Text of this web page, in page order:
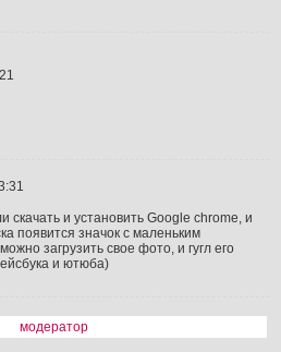
скачать и установить Google chrome, и
появится значок с маленьким
загрузить свое фото, и гугл его
и ютюба)
модератор